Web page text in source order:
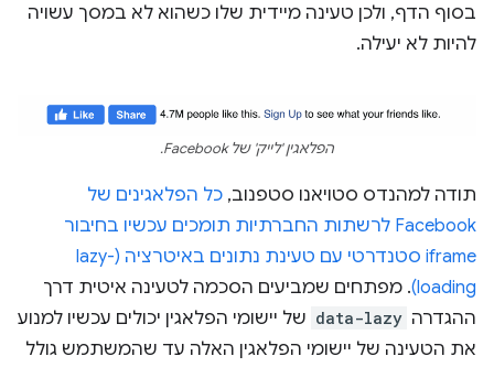
בסוף הדף, ולכן טעינה מיידית שלו כשהוא לא במסך עשויה
להיות לא יעילה.
הפלאגין 'לייק' של Facebook.
תודה למהנדס סטויאנו סטפנוב, כל הפלאגינים של
Facebook לרשתות החברתיות תומכים עכשיו בחיבור
iframe סטנדרטי עם טעינת נתונים באיטרציה (lazy-
loading) . מפתחים שמביעים הסכמה לטעינה איטית דרך
ההגדרה data-lazy של יישומי הפלאגין יכולים עכשיו למנוע
את הטעינה של יישומי הפלאגין האלה עד שהמשתמש גולל